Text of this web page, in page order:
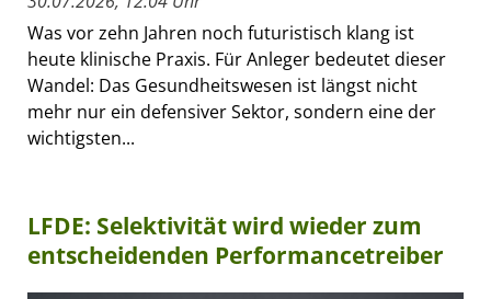
Was vor zehn Jahren noch futuristisch klang ist
heute klinische Praxis. Für Anleger bedeutet dieser
Wandel: Das Gesundheitswesen ist längst nicht
mehr nur ein defensiver Sektor, sondern eine der
wichtigsten...
LFDE: Selektivität wird wieder zum
entscheidenden Performancetreiber